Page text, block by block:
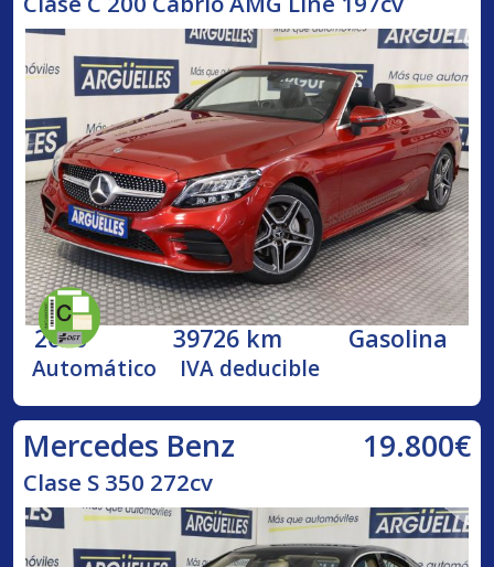
2020 39726 km Gasolina
Automático IVA deducible
Mercedes Benz 19.800€
Clase S 350 272cv